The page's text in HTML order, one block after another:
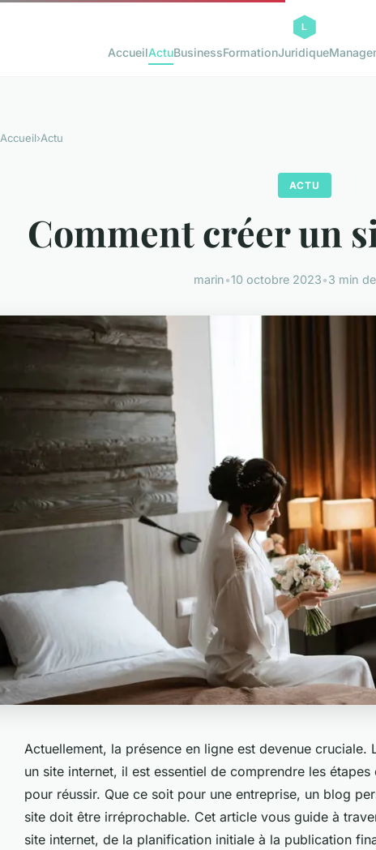
AccueilActuBusinessFormationJuridique
Accueil›Actu
ACTU
Comment créer un
marin•10 octobre 2023•3 min
Actuellement, la présence en ligne est devenue
un site internet, il est essentiel de comprendre les
pour réussir. Que ce soit pour une entreprise, un blog
site doit être irréprochable. Cet article vous guide à
site internet, de la planification initiale à la publication